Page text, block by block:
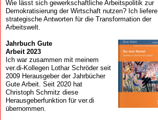
Wie lässt sich gewerkschaftliche Arbeitspolitik zur
Demokratisierung der Wirtschaft nutzen? Ich liefere
strategische Antworten für die Transformation der
Arbeitswelt.
Jahrbuch Gute
Arbeit 2023
Ich war zusammen mit meinem
ver.di-Kollegen Lothar Schröder seit
2009 Herausgeber der Jahrbücher
Gute Arbeit. Seit 2020 hat
Christoph Schmitz diese
Herausgeberfunktion für ver.di
übernommen.